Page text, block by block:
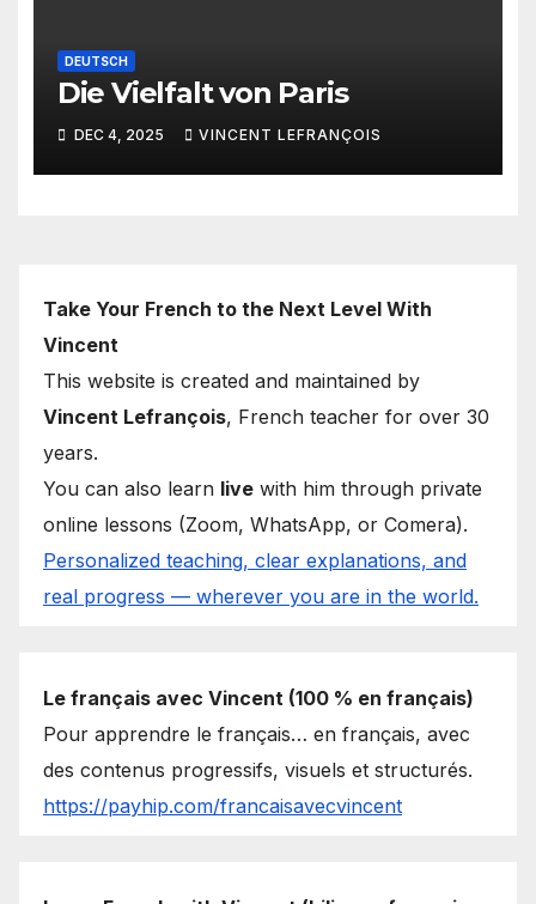
DEUTSCH
Die Vielfalt von Paris
DEC 4, 2025 VINCENT LEFRANÇOIS
Take Your French to the Next Level With
Vincent
This website is created and maintained by
Vincent Lefrançois, French teacher for over 30
years.
You can also learn live with him through private
online lessons (Zoom, WhatsApp, or Comera).
Personalized teaching, clear explanations, and
real progress — wherever you are in the world.
Le français avec Vincent (100 % en français)
Pour apprendre le français… en français, avec
des contenus progressifs, visuels et structurés.
https://payhip.com/francaisavecvincent